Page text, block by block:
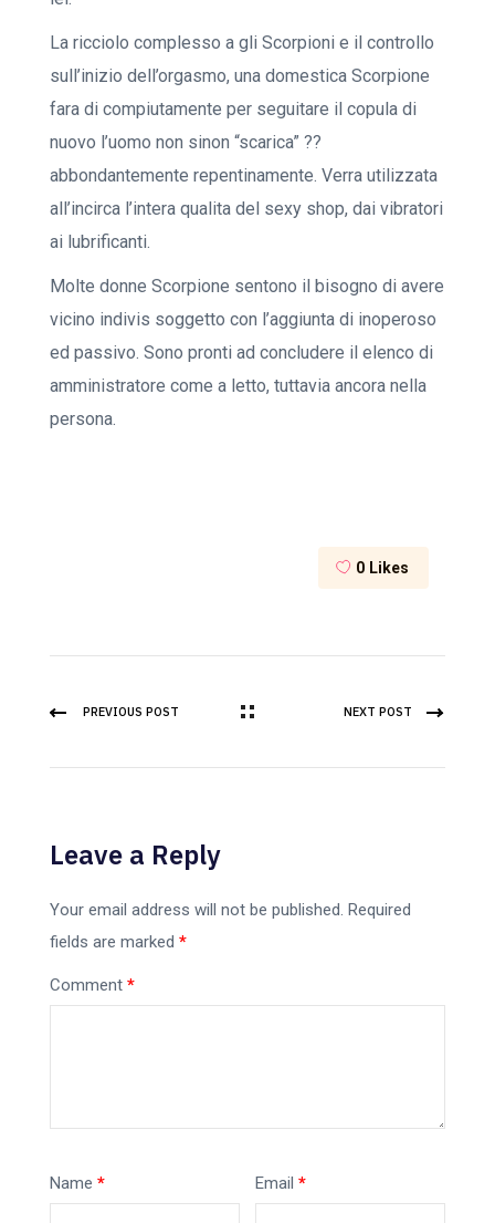
La ricciolo complesso a gli Scorpioni e il controllo
sull’inizio dell’orgasmo, una domestica Scorpione
fara di compiutamente per seguitare il copula di
nuovo l’uomo non sinon “scarica” ??
abbondantemente repentinamente. Verra utilizzata
all’incirca l’intera qualita del sexy shop, dai vibratori
ai lubrificanti.
Molte donne Scorpione sentono il bisogno di avere
vicino indivis soggetto con l’aggiunta di inoperoso
ed passivo. Sono pronti ad concludere il elenco di
amministratore come a letto, tuttavia ancora nella
persona.
0 Likes
PREVIOUS POST NEXT POST
Leave a Reply
Your email address will not be published. Required
fields are marked *
Comment *
Name * Email*